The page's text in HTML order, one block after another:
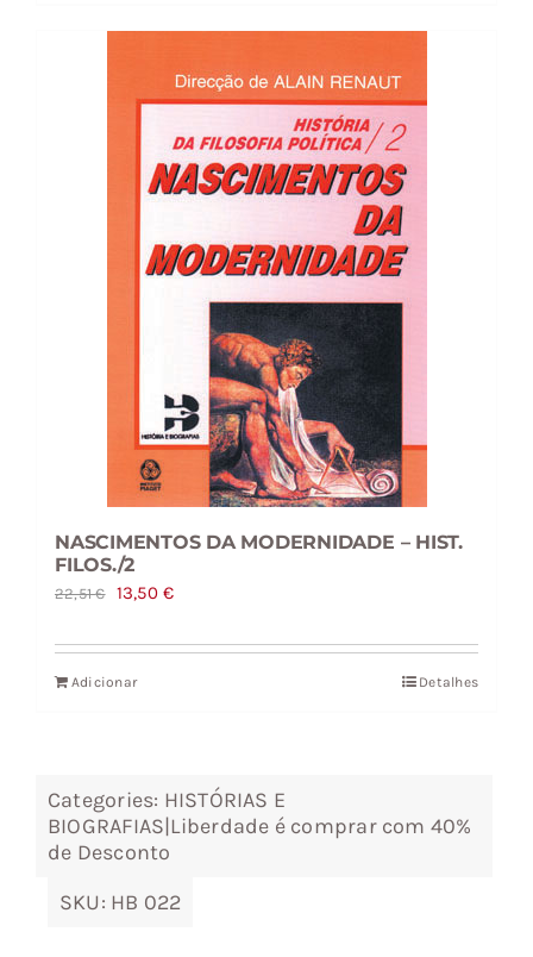
NASCIMENTOS DA MODERNIDADE – HIST.
FILOS./2
22,51€
O
original
era:
13,50€O
atual
Adicionar Detalhes
Categories: HISTÓRIAS E
BIOGRAFIAS|Liberdade é comprar com 40%
de Desconto
SKU: HB 022